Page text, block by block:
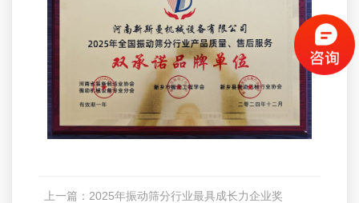
上一篇： 2025年振动筛分行业最具成长力企业奖